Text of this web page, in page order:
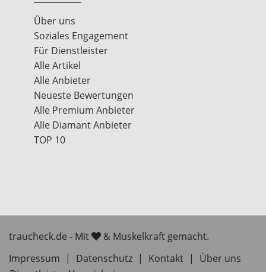
Über uns
Soziales Engagement
Für Dienstleister
Alle Artikel
Alle Anbieter
Neueste Bewertungen
Alle Premium Anbieter
Alle Diamant Anbieter
TOP 10
traucheck.de - Mit
& Muskelkraft gemacht.
Impressum
| Datenschutz | Kontakt |
Über uns